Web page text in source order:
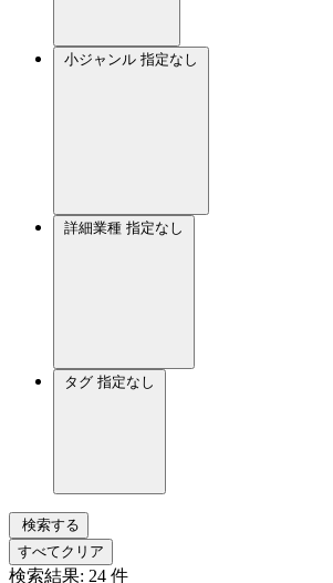
小ジャンル 指定なし
詳細業種 指定なし
タグ 指定なし
検索する
すべてクリア
検索結果: 24 件